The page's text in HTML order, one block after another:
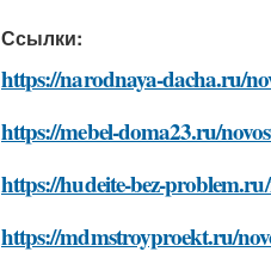
Ссылки:
https://narodnaya-dacha.ru/
https://mebel-doma23.ru/
https://hudeite-bez-
https://mdmstroyproekt.ru/